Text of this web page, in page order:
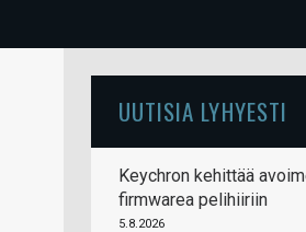
UUTISIA LYHYESTI
Keychron kehittää
firmwarea pelihiiriin
5.8.2026